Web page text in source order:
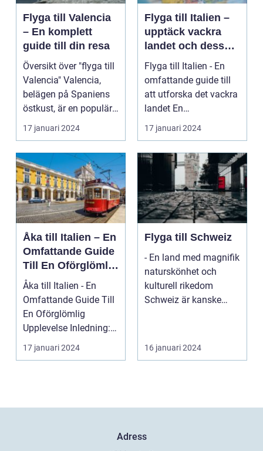
Flyga till Valencia
– En komplett
guide till din resa
Översikt över "flyga till
Valencia" Valencia,
belägen på Spaniens
östkust, är en populär
destinatio...
17 januari 2024
Flyga till Italien –
upptäck vackra
landet och dess
mångfald
Flyga till Italien - En
omfattande guide till
att utforska det vackra
landet En
övergripande, grun...
17 januari 2024
Åka till Italien – En
Omfattande Guide
Till En Oförglömlig
Upplevelse
Åka till Italien - En
Omfattande Guide Till
En Oförglömlig
Upplevelse Inledning:
Italien, ett land...
17 januari 2024
Flyga till Schweiz
- En land med magnifik
naturskönhet och
kulturell rikedom
Schweiz är kanske
16 januari 2024
Adress